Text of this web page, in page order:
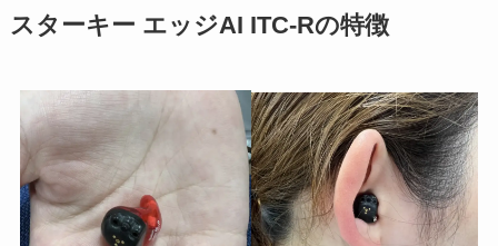
スターキー エッジAI ITC-Rの特徴